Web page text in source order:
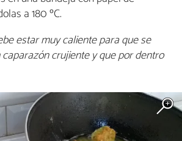
a 180 ºC.
estar muy caliente para que se
crujiente y que por dentro